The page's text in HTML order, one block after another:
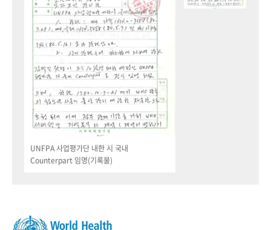
UNFPA 사업평가단 내한 시 국내
Counterpart 임명(기록물)